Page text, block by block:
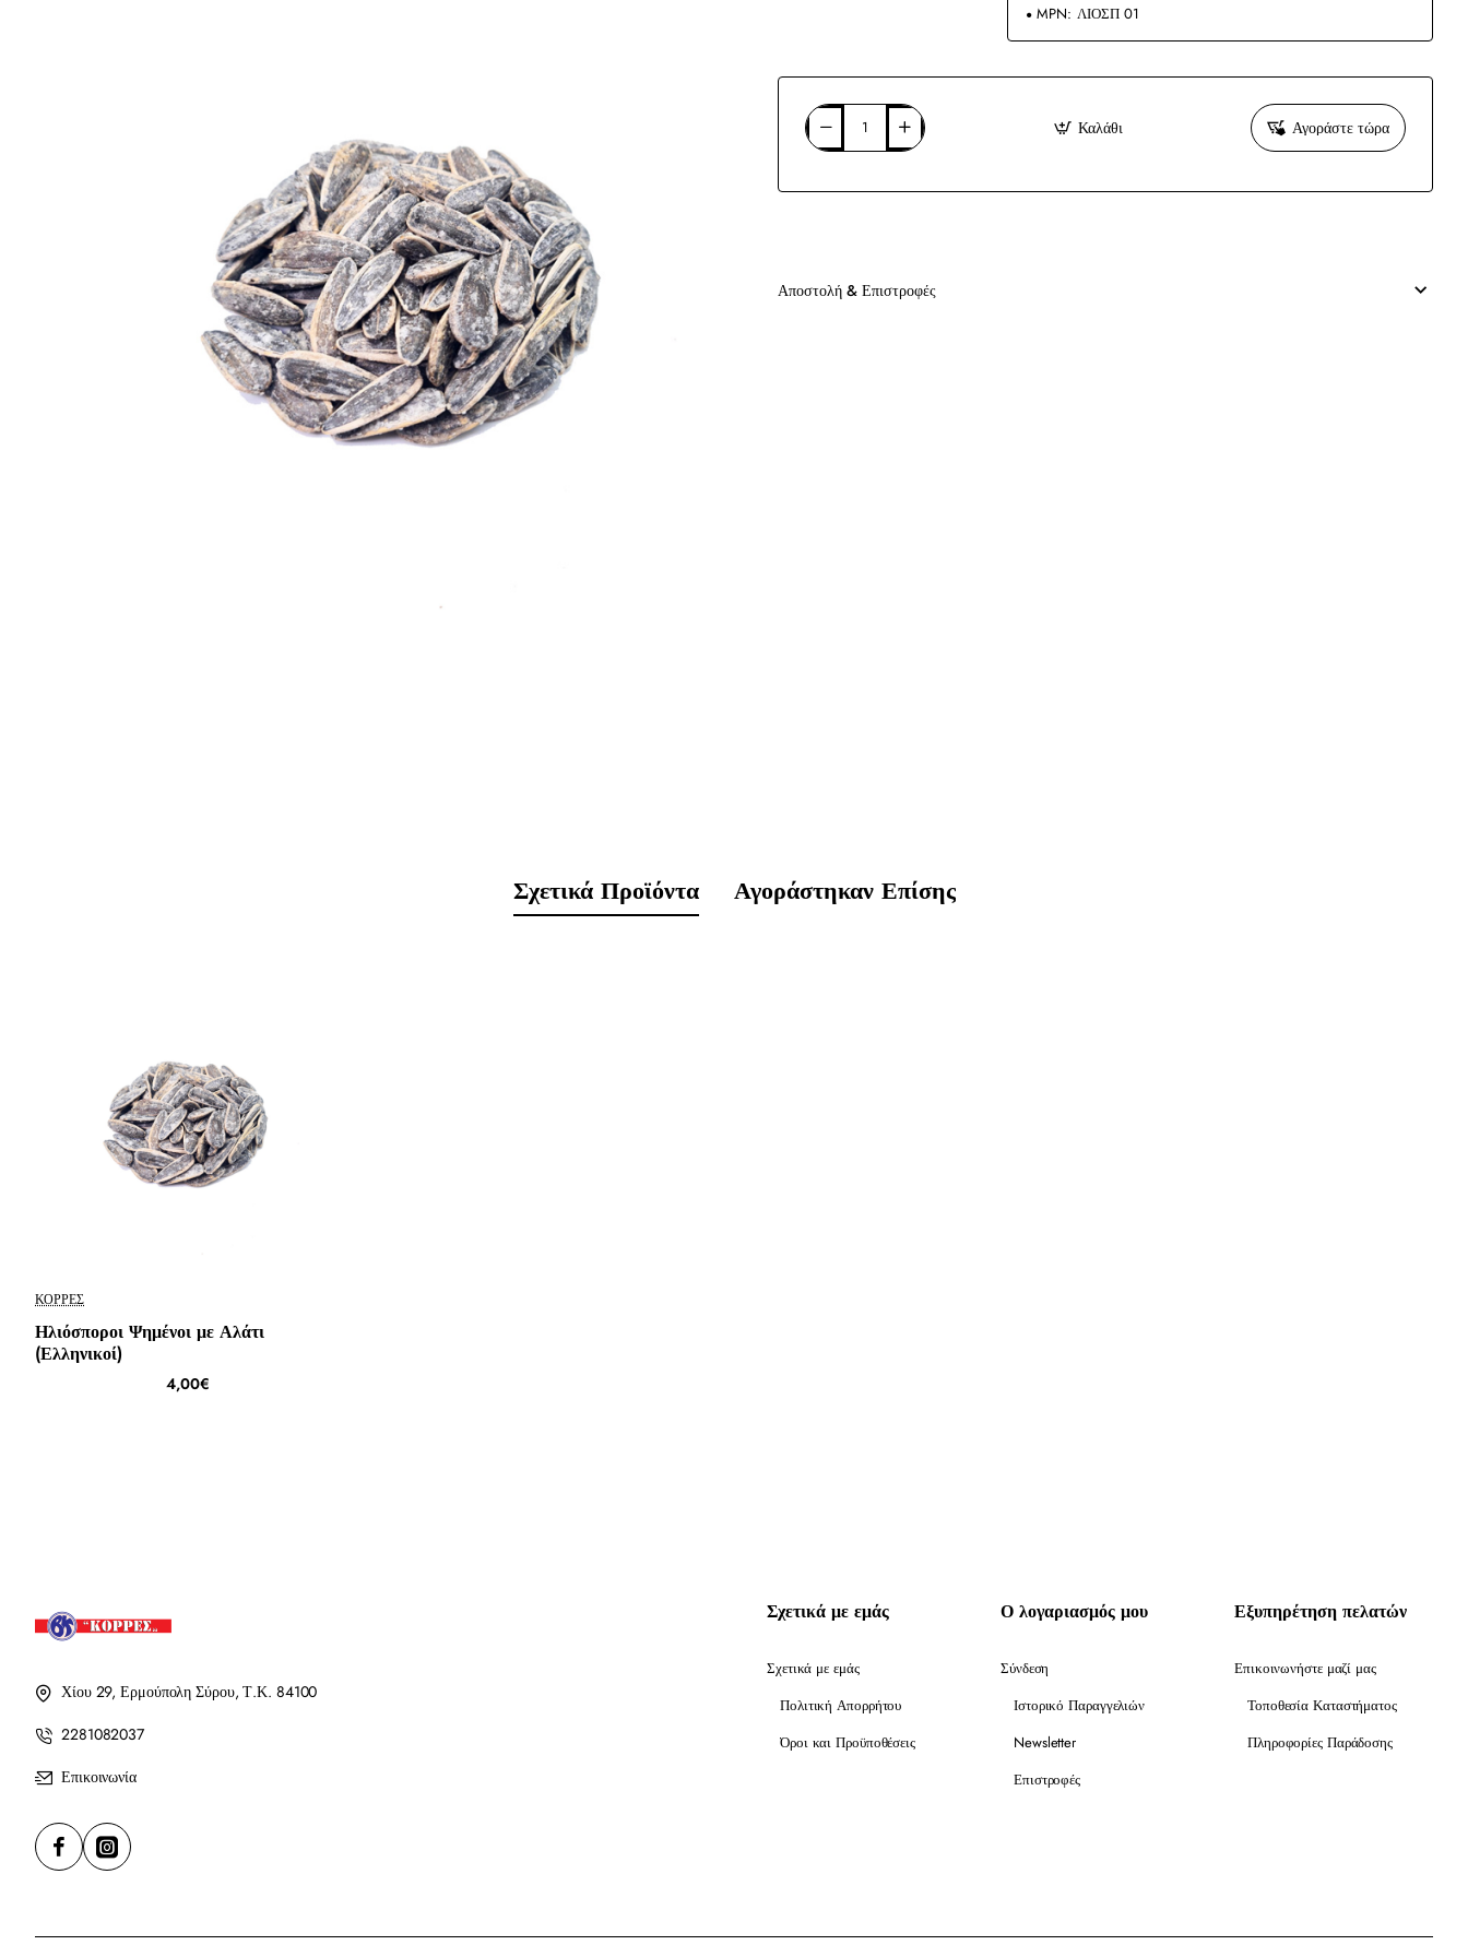
MPN: ΛΙΟΣΠ 01
Καλάθι Αγοράστε τώρα
Αποστολή & Επιστροφές
Σχετικά Προϊόντα Αγοράστηκαν Επίσης
ΚΟΡΡΈΣ
Ηλιόσποροι Ψημένοι με Αλάτι
(Ελληνικοί)
4,00€
Χίου 29, Ερμούπολη Σύρου, Τ.Κ. 84100
2281082037
Επικοινωνία
Σχετικά με εμάς
Σχετικά με εμάς
Πολιτική Απορρήτου
Όροι και Προϋποθέσεις
Ο λογαριασμός μου
Σύνδεση
Ιστορικό Παραγγελιών
Newsletter
Επιστροφές
Εξυπηρέτηση πελατών
Επικοινωνήστε μαζί μας
Τοποθεσία Καταστήματος
Πληροφορίες Παράδοσης